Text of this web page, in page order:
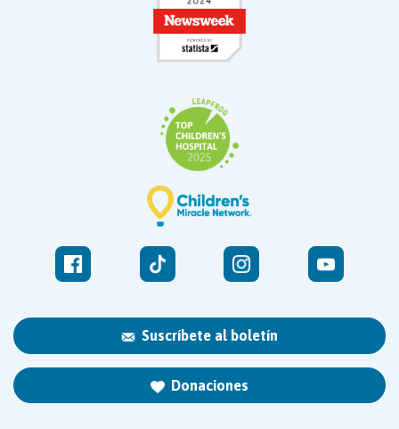
Suscríbete al boletín
Donaciones